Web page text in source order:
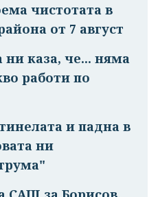
чистотата в
от 7 август
ни каза, че... няма
работи по
и падна в
ни